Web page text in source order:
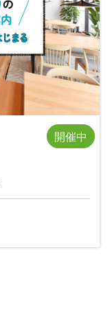
開催中